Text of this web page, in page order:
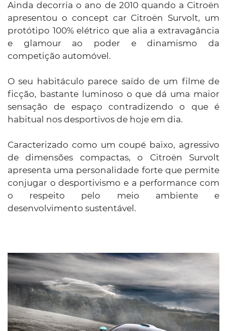
Ainda decorria o ano de 2010 quando a Citroën
apresentou o concept car Citroën Survolt, um
protótipo 100% elétrico que alia a extravagância
e glamour ao poder e dinamismo da
competição automóvel.
O seu habitáculo parece saído de um filme de
ficção, bastante luminoso o que dá uma maior
sensação de espaço contradizendo o que é
habitual nos desportivos de hoje em dia.
Caracterizado como um coupé baixo, agressivo
de dimensões compactas, o Citroën Survolt
apresenta uma personalidade forte que permite
conjugar o desportivismo e a performance com
o respeito pelo meio ambiente e
desenvolvimento sustentável.